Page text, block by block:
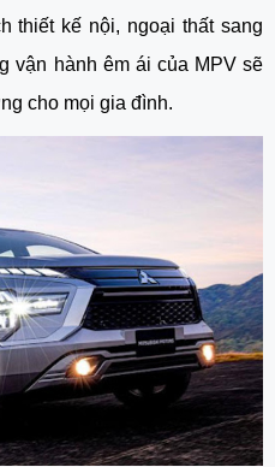
thiết kế nội, ngoại thất sang
vận hành êm ái của MPV sẽ
cho mọi gia đình.